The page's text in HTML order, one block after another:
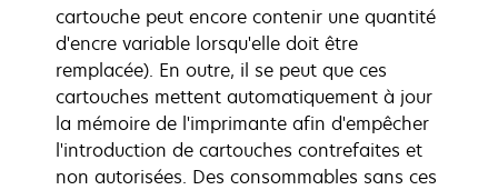
cartouche peut encore contenir une quantité
d'encre variable lorsqu'elle doit être
remplacée). En outre, il se peut que ces
cartouches mettent automatiquement à jour
la mémoire de l'imprimante afin d'empêcher
l'introduction de cartouches contrefaites et
non autorisées. Des consommables sans ces